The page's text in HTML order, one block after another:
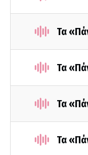
Τα
Τα
Τα
Τα